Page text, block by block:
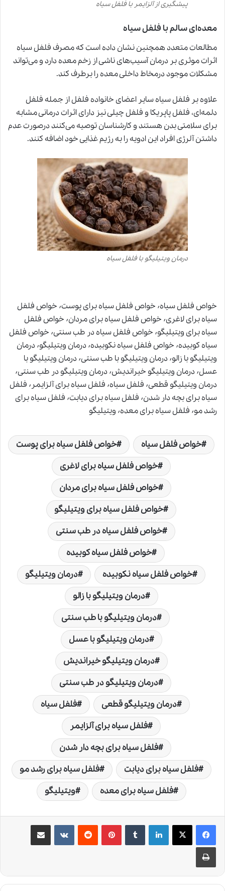
پیشگیری از آلزایمر با فلفل سیاه
معده‌ای سالم با فلفل سیاه
مطالعات متعدد همچنین نشان داده است که مصرف فلفل سیاه
اثرات موثری بر درمان آسیب‌های ناشی از زخم معده دارد و می‌تواند
مشکلات موجود درمخاط داخلی معده را برطرف کند.
علاوه بر فلفل سیاه سایر اعضای خانواده فلفل از جمله فلفل
دلمه‌ای، فلفل پاپریکا و فلفل چیلی نیز دارای اثرات درمانی مشابه
برای سلامتی بدن هستند و کارشناسان توصیه می‌کنند درصورت عدم
داشتن آلرژی افراد این ادویه را به رژیم غذایی خود اضافه کنند.
درمان ویتیلیگو با فلفل سیاه
خواص فلفل سیاه٬ خواص فلفل سیاه برای پوست٬ خواص فلفل
سیاه برای لاغری٬ خواص فلفل سیاه برای مردان٬ خواص فلفل
سیاه برای ویتیلیگو٬ خواص فلفل سیاه در طب سنتی٬ خواص فلفل
سیاه کوبیده٬ خواص فلفل سیاه نکوبیده٬ درمان ویتیلیگو٬ درمان
ویتیلیگو با زالو٬ درمان ویتیلیگو با طب سنتی٬ درمان ویتیلیگو با
عسل٬ درمان ویتیلیگو خیراندیش٬ درمان ویتیلیگو در طب سنتی٬
درمان ویتیلیگو قطعی٬ فلفل سیاه٬ فلفل سیاه برای آلزایمر٬ فلفل
سیاه برای بچه دار شدن٬ فلفل سیاه برای دیابت٬ فلفل سیاه برای
رشد مو٬ فلفل سیاه برای معده٬ ویتیلیگو
خواص فلفل سیاه
خواص فلفل سیاه برای پوست
خواص فلفل سیاه برای لاغری
خواص فلفل سیاه برای مردان
خواص فلفل سیاه برای ویتیلیگو
خواص فلفل سیاه در طب سنتی
خواص فلفل سیاه کوبیده
خواص فلفل سیاه نکوبیده
درمان ویتیلیگو
درمان ویتیلیگو با زالو
درمان ویتیلیگو با طب سنتی
درمان ویتیلیگو با عسل
درمان ویتیلیگو خیراندیش
درمان ویتیلیگو در طب سنتی
درمان ویتیلیگو قطعی
فلفل سیاه
فلفل سیاه برای آلزایمر
فلفل سیاه برای بچه دار شدن
فلفل سیاه برای دیابت
فلفل سیاه برای رشد مو
فلفل سیاه برای معده
ویتیلیگو
لینکدین ‫تامبلر ‫پین‌ترست‫رددیت ‫VKontakteاشتراک گذاری از طریق ایمیل
چاپ